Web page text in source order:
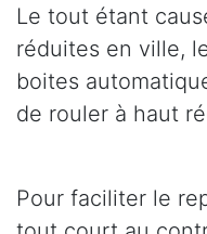
Le tout étant
réduites en ville,
boites
de rouler à haut
Pour faciliter le